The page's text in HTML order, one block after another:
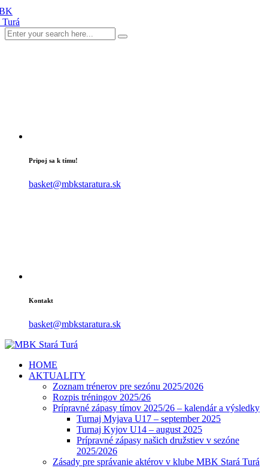
Pripoj sa k tímu!
basket@mbkstaratura.sk
Kontakt
basket@mbkstaratura.sk
HOME
AKTUALITY
Zoznam trénerov pre sezónu 2025/2026
Rozpis tréningov 2025/26
Prípravné zápasy tímov 2025/26 – kalendár a výsledky
Turnaj Myjava U17 – september 2025
Turnaj Kyjov U14 – august 2025
Prípravné zápasy našich družstiev v sezóne
2025/2026
Zásady pre správanie aktérov v klube MBK Stará Turá